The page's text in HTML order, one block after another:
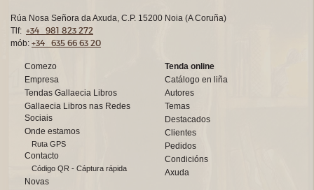
Rúa Nosa Señora da Axuda, C.P. 15200 Noia (A Coruña)
Tlf: +34 981 823 272
mób: +34 635 66 63 20
Comezo
Empresa
Tendas Gallaecia Libros
Gallaecia Libros nas Redes
Sociais
Onde estamos
Ruta GPS
Contacto
Código QR - Cáptura rápida
Novas
Tenda online
Catálogo en liña
Autores
Temas
Destacados
Clientes
Pedidos
Condicións
Axuda